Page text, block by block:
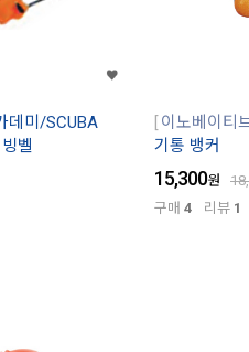
데미/SCUBA
벨
이노베이티
기통 뱅커
15,300원
구매 4 리뷰 1